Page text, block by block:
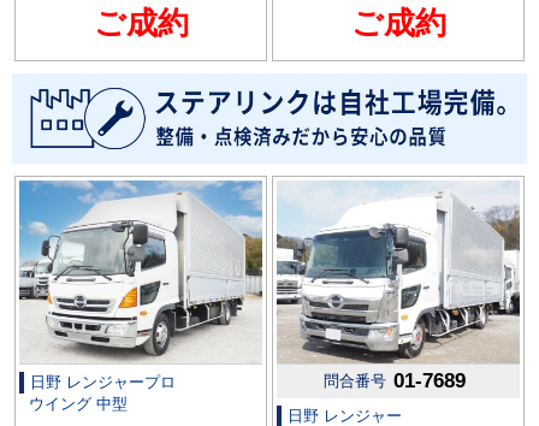
ご成約 ご成約
日野 レンジャープロ
ウイング 中型
問合番号 01-7689
日野 レンジャー